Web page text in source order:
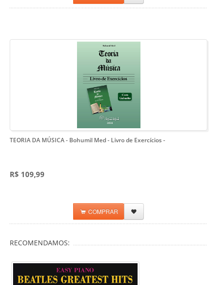
TEORIA DA MÚSICA - Bohumil Med - Livro de Exercícios-
R$ 109,99
COMPRAR
RECOMENDAMOS: